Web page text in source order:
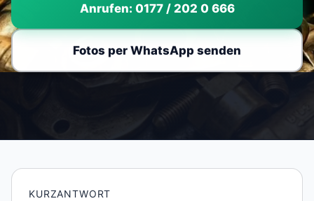
Anrufen: 0177 / 202 0 666
Fotos per WhatsApp senden
KURZANTWORT